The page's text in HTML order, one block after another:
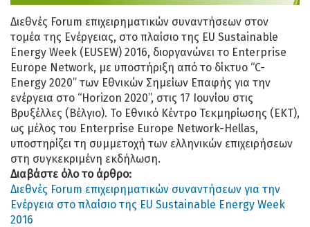
Διεθνές Forum επιχειρηματικών συναντήσεων στον
τομέα της Ενέργειας, στο πλαίσιο της EU Sustainable
Energy Week (EUSEW) 2016, διοργανώνει το Enterprise
Europe Network, με υποστήριξη από το δίκτυο “C-
Energy 2020” των Εθνικών Σημείων Επαφής για την
ενέργεια στο “Horizon 2020”, στις 17 Ιουνίου στις
Βρυξέλλες (Βέλγιο). Το Εθνικό Κέντρο Τεκμηρίωσης (ΕΚΤ),
ως μέλος του Enterprise Europe Network-Hellas,
υποστηρίζει τη συμμετοχή των ελληνικών επιχειρήσεων
στη συγκεκριμένη εκδήλωση.
Διαβάστε όλο το άρθρο:
Διεθνές Forum επιχειρηματικών συναντήσεων για την
Ενέργεια στο πλαίσιο της EU Sustainable Energy Week
2016